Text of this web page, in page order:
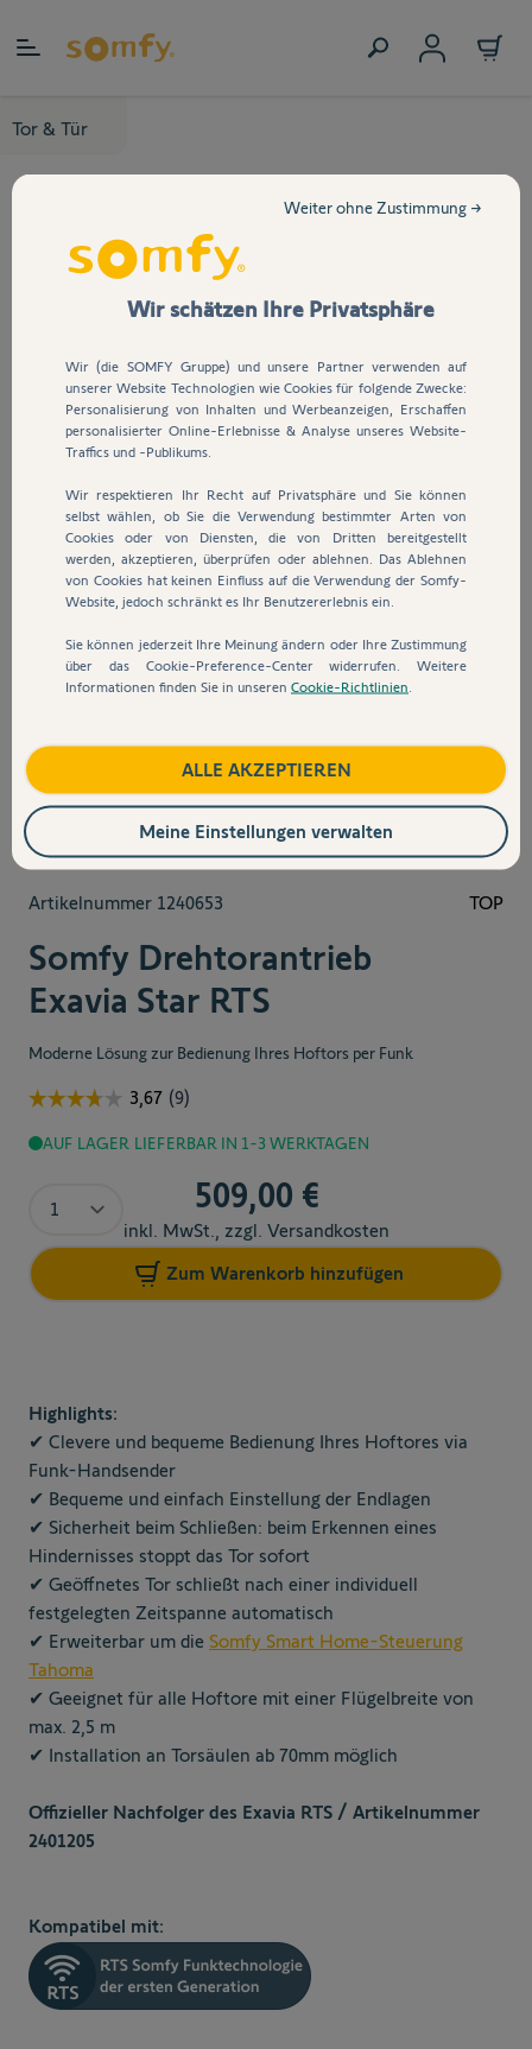
Tor & Tür
View larger imageView larger imageView larger imageView
TOP
Artikelnummer 1240653
Somfy Drehtorantrieb
Exavia Star RTS
Moderne Lösung zur Bedienung Ihres Hoftors per Funk
AUF LAGER LIEFERBAR IN 1-3 WERKTAGEN
509,00 €
inkl. MwSt., zzgl. Versandkosten
Zum Warenkorb hinzufügen
Highlights:
✔ Clevere und bequeme Bedienung Ihres Hoftores via
Funk-Handsender
✔ Bequeme und einfach Einstellung der Endlagen
✔ Sicherheit beim Schließen: beim Erkennen eines
Hindernisses stoppt das Tor sofort
✔ Geöffnetes Tor schließt nach einer individuell
festgelegten Zeitspanne automatisch
✔ Erweiterbar um die Somfy Smart Home-Steuerung
Tahoma
✔ Geeignet für alle Hoftore mit einer Flügelbreite von
max. 2,5 m
✔ Installation an Torsäulen ab 70mm möglich
Offizieller Nachfolger des Exavia RTS / Artikelnummer
2401205
Kompatibel mit:
Wir schätzen Ihre Privatsphäre
Wir (die SOMFY Gruppe) und unsere Partner verwenden auf
unserer Website Technologien wie Cookies für folgende Zwecke:
Personalisierung von Inhalten und Werbeanzeigen, Erschaffen
personalisierter Online-Erlebnisse & Analyse unseres Website-
Traffics und -Publikums.
Wir respektieren Ihr Recht auf Privatsphäre und Sie können
selbst wählen, ob Sie die Verwendung bestimmter Arten von
Cookies oder von Diensten, die von Dritten bereitgestellt
werden, akzeptieren, überprüfen oder ablehnen. Das Ablehnen
von Cookies hat keinen Einfluss auf die Verwendung der Somfy-
Website, jedoch schränkt es Ihr Benutzererlebnis ein.
Sie können jederzeit Ihre Meinung ändern oder Ihre Zustimmung
über das Cookie-Preference-Center widerrufen. Weitere
Informationen finden Sie in unseren Cookie-Richtlinien
Weiter ohne Zustimmung →
ALLE AKZEPTIEREN
Meine Einstellungen verwalten